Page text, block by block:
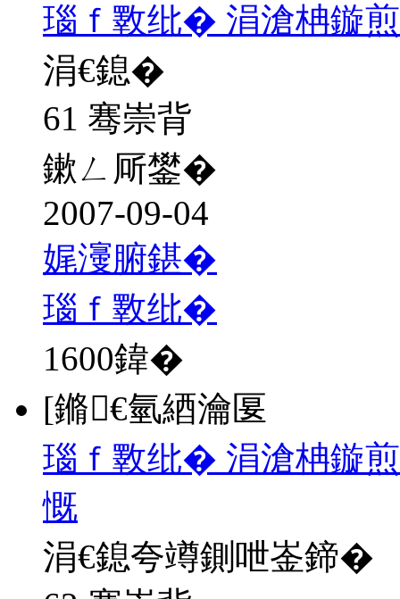
瑙ｆ斁纰� 涓滄柟鏇
涓€鎴�
61 骞崇背
鏉ㄥ厛鐢�
2007-09-04
娓濅腑鍖�
瑙ｆ斁纰�
1600鍏�
[鏅€氫綇瀹匽
瑙ｆ斁纰� 涓滄柟鏇
慨
涓€鎴夸竴鍘呭崟鍗�